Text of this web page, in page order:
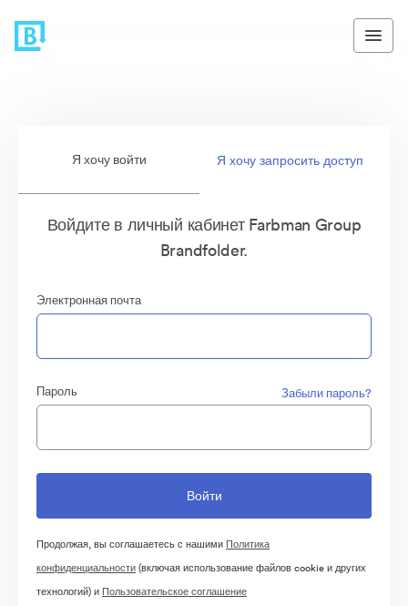
Я хочу войти Я хочу запросить доступ
Войдите в личный кабинет Farbman Group
Brandfolder.
Электронная почта
Пароль Забыли пароль?
Продолжая, вы соглашаетесь с нашими Политика
конфиденциальности(включая использование файлов cookie и других
технологий) и Пользовательское соглашение